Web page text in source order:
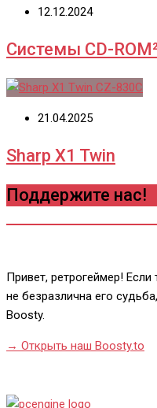
12.12.2024
Системы CD-
21.04.2025
Sharp X1 Twin
Поддержите нас!
Привет, ретрогеймер! Если
не безразлична его
Boosty.
→ Открыть наш Boosty.to